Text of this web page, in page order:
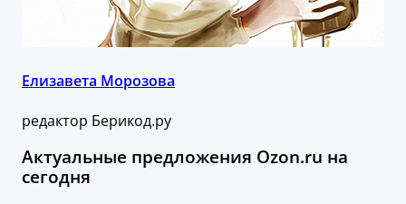
Елизавета Морозова
редактор Берикод.ру
Актуальные предложения Ozon.ru на
сегодня